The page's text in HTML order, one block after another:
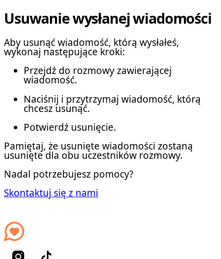
Usuwanie wysłanej wiadomości
Aby usunąć wiadomość, którą wysłałeś,
wykonaj następujące kroki:
Przejdź do rozmowy zawierającej
wiadomość.
Naciśnij i przytrzymaj wiadomość, którą
chcesz usunąć.
Potwierdź usunięcie.
Pamiętaj, że usunięte wiadomości zostaną
usunięte dla obu uczestników rozmowy.
Nadal potrzebujesz pomocy?
Skontaktuj się z nami